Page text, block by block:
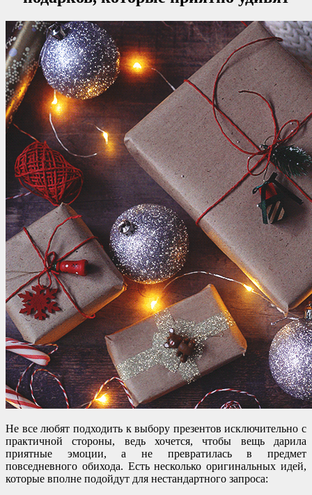
Не все любят подходить к выбору презентов исключительно с
практичной стороны, ведь хочется, чтобы вещь дарила
приятные эмоции, а не превратилась в предмет
повседневного обихода. Есть несколько оригинальных идей,
которые вполне подойдут для нестандартного запроса: